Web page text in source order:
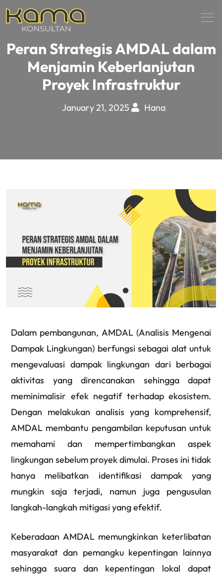
Peran Strategis AMDAL dalam
Menjamin Keberlanjutan
Proyek Infrastruktur
January 21, 2025 Hana
Dalam pembangunan, AMDAL (Analisis Mengenai
Dampak Lingkungan) berfungsi sebagai alat untuk
mengevaluasi dampak lingkungan dari berbagai
aktivitas yang direncanakan sehingga dapat
meminimalisir efek negatif terhadap ekosistem.
Dengan melakukan analisis yang komprehensif,
AMDAL membantu pengambilan keputusan untuk
memahami dan mempertimbangkan aspek
lingkungan sebelum proyek dimulai. Proses ini tidak
hanya melibatkan identifikasi dampak yang
mungkin saja terjadi, namun juga pengusulan
langkah-langkah mitigasi yang efektif.
Keberadaan AMDAL memungkinkan keterlibatan
masyarakat dan pemangku kepentingan lainnya
sehingga suara dan kepentingan lokal dapat